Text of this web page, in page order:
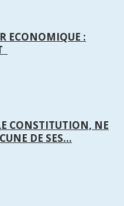
ECONOMIQUE :
CONSTITUTION, NE
DE SES...